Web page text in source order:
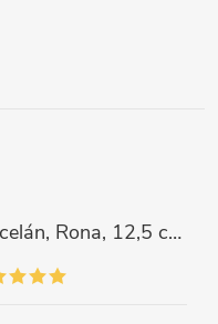
Miska na kompot, český porcelán, Rona, 12,5 cm, bílý, G. Benedikt